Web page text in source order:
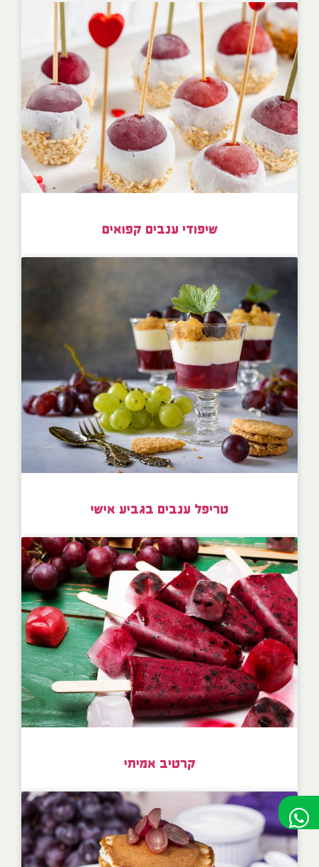
שיפודי ענבים קפואים
טריפל ענבים בגביע אישי
קרטיב אמיתי